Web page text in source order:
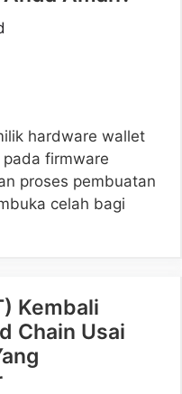
hardware wallet
firmware
proses pembuatan
celah bagi
Kembali
Chain Usai